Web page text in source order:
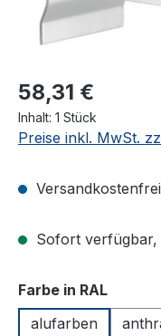
58,31 €
Inhalt: 1 Stück
Preise inkl. MwSt.
Versandkostenfrei
Sofort verfügbar,
Farbe in RAL
alufarben